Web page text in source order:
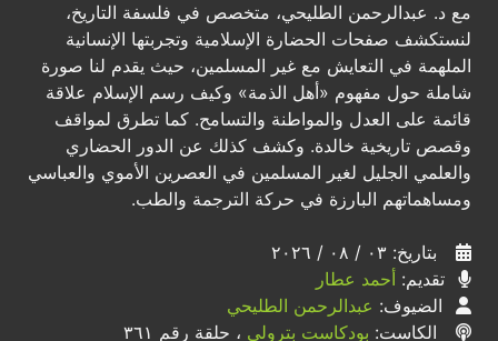
مع د. عبدالرحمن الطليحي، متخصص في فلسفة التاريخ،
لنستكشف صفحات الحضارة الإسلامية وتجربتها الإنسانية
الملهمة في التعايش مع غير المسلمين، حيث يقدم لنا صورة
شاملة حول مفهوم «أهل الذمة» وكيف رسم الإسلام علاقة
قائمة على العدل والمواطنة والتسامح. كما تطرق لمواقف
وقصص تاريخية خالدة. وكشف كذلك عن الدور الحضاري
والعلمي الجليل لغير المسلمين في العصرين الأموي والعباسي
ومساهماتهم البارزة في حركة الترجمة والطب.
بتاريخ: ٠٣ / ٠٨ / ٢٠٢٦
تقديم: أحمد عطار
الضيوف: عبدالرحمن الطليحي
الكاست: بودكاست بترولي ، حلقة رقم ٣٦١